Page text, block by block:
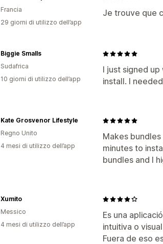
Je trouve que
Francia
29 giorni di utilizzo dell’app
I just signed
install. I
Biggie Smalls
Sudafrica
10 giorni di utilizzo dell’app
Makes
minutes to
bundles and I
Kate Grosvenor Lifestyle
Regno Unito
4 mesi di utilizzo dell’app
Es una
intuitiva o
Fuera de eso
Xumito
Messico
4 mesi di utilizzo dell’app